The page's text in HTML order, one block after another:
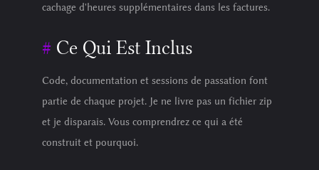
cachage d'heures supplémentaires dans les factures.
Ce Qui Est Inclus
Code, documentation et sessions de passation font
partie de chaque projet. Je ne livre pas un fichier zip
et je disparais. Vous comprendrez ce qui a été
construit et pourquoi.